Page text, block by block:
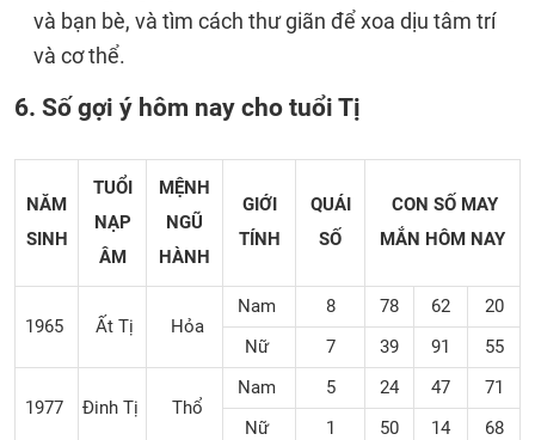
và bạn bè, và tìm cách thư giãn để xoa dịu tâm trí
và cơ thể.
6. Số gợi ý hôm nay cho tuổi Tị
NĂM
SINH
TUỔI
NẠP
ÂM
MỆNH
NGŨ
HÀNH
GIỚI
TÍNH
QUÁI
SỐ
CON SỐ MAY
MẮN HÔM NAY
1965 Ất Tị Hỏa
Nam 8 78 62
20
Nữ
7 39 91 55
1977 Đinh Tị Thổ
Nam 5 24 47
71
Nữ
1 50 14 68